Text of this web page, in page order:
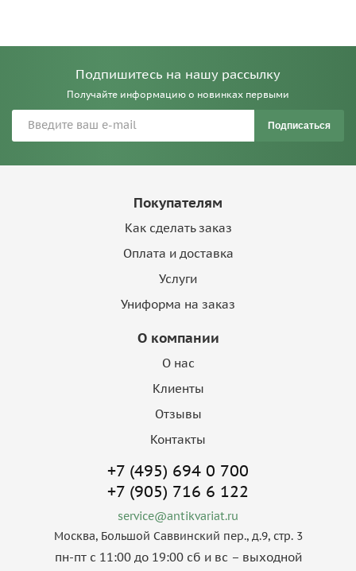
Подпишитесь на нашу рассылку
Получайте информацию о новинках первыми
Подписаться
Покупателям
Как сделать заказ
Оплата и доставка
Услуги
Униформа на заказ
О компании
О нас
Клиенты
Отзывы
Контакты
+7 (495) 694 0 700
+7 (905) 716 6 122
service@antikvariat.ru
Москва, Большой Саввинский пер., д.9, стр. 3
пн-пт с 11:00 до 19:00 сб и вс – выходной